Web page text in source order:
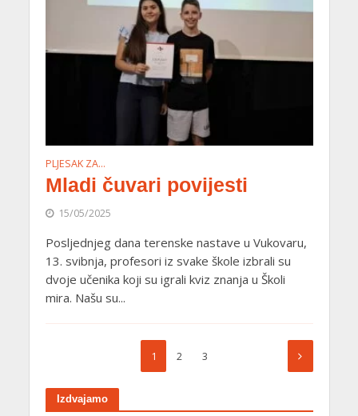
PLJESAK ZA…
Mladi čuvari povijesti
15/05/2025
Posljednjeg dana terenske nastave u Vukovaru,
13. svibnja, profesori iz svake škole izbrali su
dvoje učenika koji su igrali kviz znanja u Školi
mira. Našu su...
1 2 3
Izdvajamo